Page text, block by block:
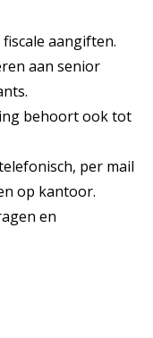
aangiften.
aan senior
behoort ook tot
per mail
op kantoor.
en